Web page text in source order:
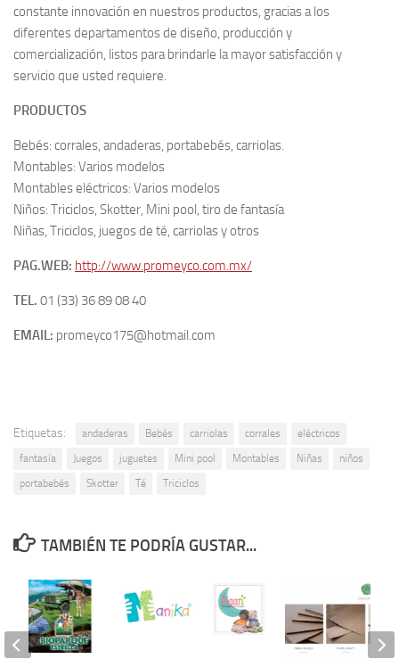
constante innovación en nuestros productos, gracias a los
diferentes departamentos de diseño, producción y
comercialización, listos para brindarle la mayor satisfacción y
servicio que usted requiere.
PRODUCTOS
Bebés: corrales, andaderas, portabebés, carriolas.
Montables: Varios modelos
Montables eléctricos: Varios modelos
Niños: Triciclos, Skotter, Mini pool, tiro de fantasía
Niñas, Triciclos, juegos de té, carriolas y otros
PAG.WEB: http://www.promeyco.com.mx/
TEL. 01 (33) 36 89 08 40
EMAIL: promeyco175@hotmail.com
Etiquetas: andaderas Bebés carriolas corrales
eléctricos
fantasía
Juegos juguetes Mini pool Montables Niñas
niños
portabebés
Skotter Té Triciclos
TAMBIÉN TE PODRÍA GUSTAR...